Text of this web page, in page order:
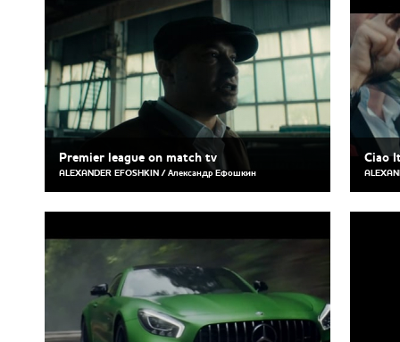
Premier league on match tv
ALEXANDER EFOSHKIN / Александр Ефошкин
Ciao